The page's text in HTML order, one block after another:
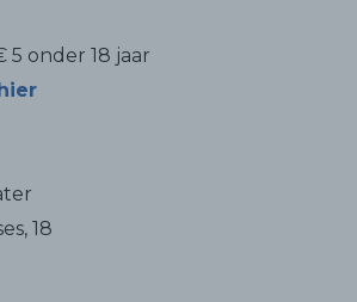
5 onder 18 jaar
18